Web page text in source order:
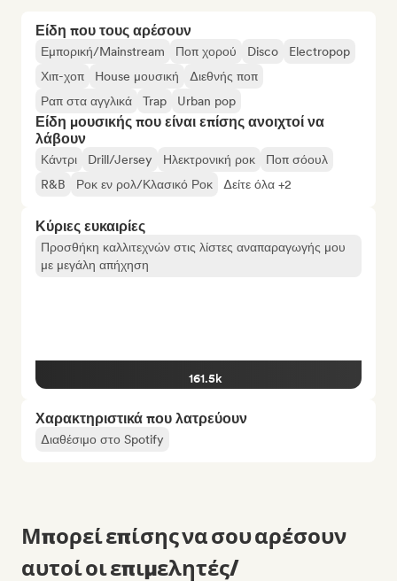
Είδη που τους αρέσουν
Εμπορική/Mainstream Ποπ χορού Disco
Electropop
Χιπ-χοπ
House μουσική
Διεθνής ποπ
Ραπ στα αγγλικά
Trap Urban pop
Είδη μουσικής που είναι επίσης ανοιχτοί να
λάβουν
Κάντρι Drill/Jersey Ηλεκτρονική ροκ
Ποπ σόουλ
R&B
Ροκ εν ρολ/Κλασικό Ροκ Δείτε όλα +2
Κύριες ευκαιρίες
Προσθήκη καλλιτεχνών στις λίστες αναπαραγωγής μου
με μεγάλη απήχηση
161.5k
Χαρακτηριστικά που λατρεύουν
Διαθέσιμο στο Spotify
Μπορεί επίσης να σου αρέσουν
αυτοί οι επιμελητές/